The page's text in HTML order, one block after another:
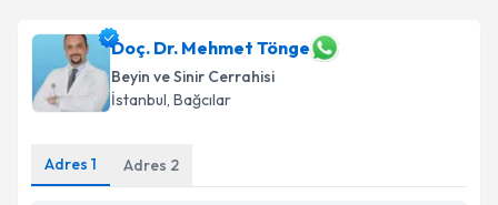
takvim hazırlandığında e-posta ile bilgilendireceğiz.
E-posta Adresiniz
Doç. Dr. Mehmet Tönge
Beyin ve Sinir Cerrahisi
İstanbul, Bağcılar
Adres 1 Adres 2